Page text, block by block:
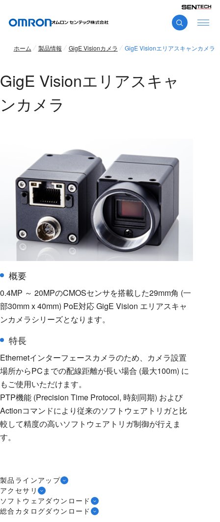
ホーム 製品情報 GigE Visionカメラ GigE Visionエリアスキャンカメラ
GigE Visionエリアスキャ
ンカメラ
概要
0.4MP ～ 20MPのCMOSセンサを搭載した29mm角 (一
部30mm x 40mm) PoE対応 GigE Vision エリアスキャ
ンカメラシリーズとなります。
特長
Ethernetインターフェースカメラのため、カメラ設置
場所からPCまでの配線距離が長い場合 (最大100m) に
もご使用いただけます。
PTP機能 (Precision Time Protocol, 時刻同期) および
Actionコマンドにより従来のソフトウェアトリガと比
較して精度の高いソフトウェアトリガ制御が行えま
す。
製品ラインアップ
アクセサリ
ソフトウェアダウンロード
総合カタログダウンロード